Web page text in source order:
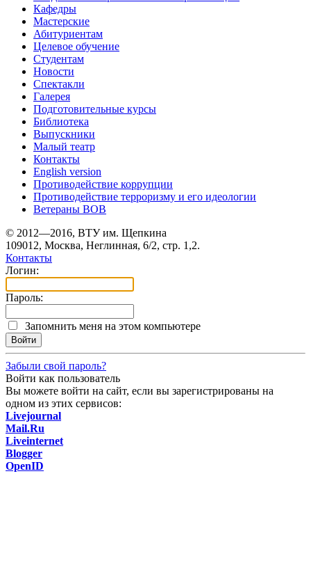
Кафедры
Мастерские
Абитуриентам
Целевое обучение
Студентам
Новости
Спектакли
Галерея
Подготовительные курсы
Библиотека
Выпускники
Малый театр
Контакты
English version
Противодействие коррупции
Противодействие терроризму и его идеологии
Ветераны ВОВ
© 2012—2016, ВТУ им. Щепкина
109012, Москва, Неглинная, 6/2, стр. 1,2.
Контакты
Логин:
Пароль:
Запомнить меня на этом компьютере
Забыли свой пароль?
Войти как пользователь
Вы можете войти на сайт, если вы зарегистрированы на
одном из этих сервисов:
Livejournal
Mail.Ru
Liveinternet
Blogger
OpenID